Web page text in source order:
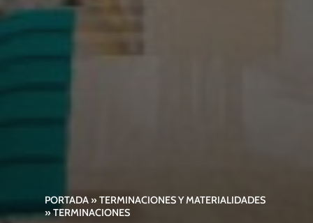
PORTADA»TERMINACIONES Y MATERIALIDADES
»TERMINACIONES